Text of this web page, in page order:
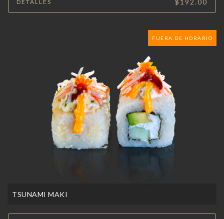
DETALLES $192.00
FUERA DE HORARIO
TSUNAMI MAKI